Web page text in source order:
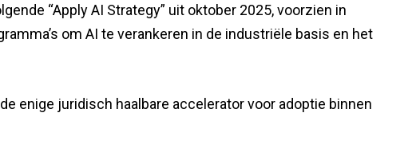
“Apply AI Strategy” uit oktober 2025, voorzien in
om AI te verankeren in de industriële basis en het
enige juridisch haalbare accelerator voor adoptie binnen